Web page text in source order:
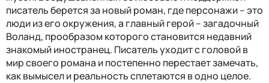
писатель берется за новый роман, где персонажи – это
люди из его окружения, а главный герой – загадочный
Воланд, прообразом которого становится недавний
знакомый иностранец. Писатель уходит с головой в
мир своего романа и постепенно перестает замечать,
как вымысел и реальность сплетаются в одно целое.